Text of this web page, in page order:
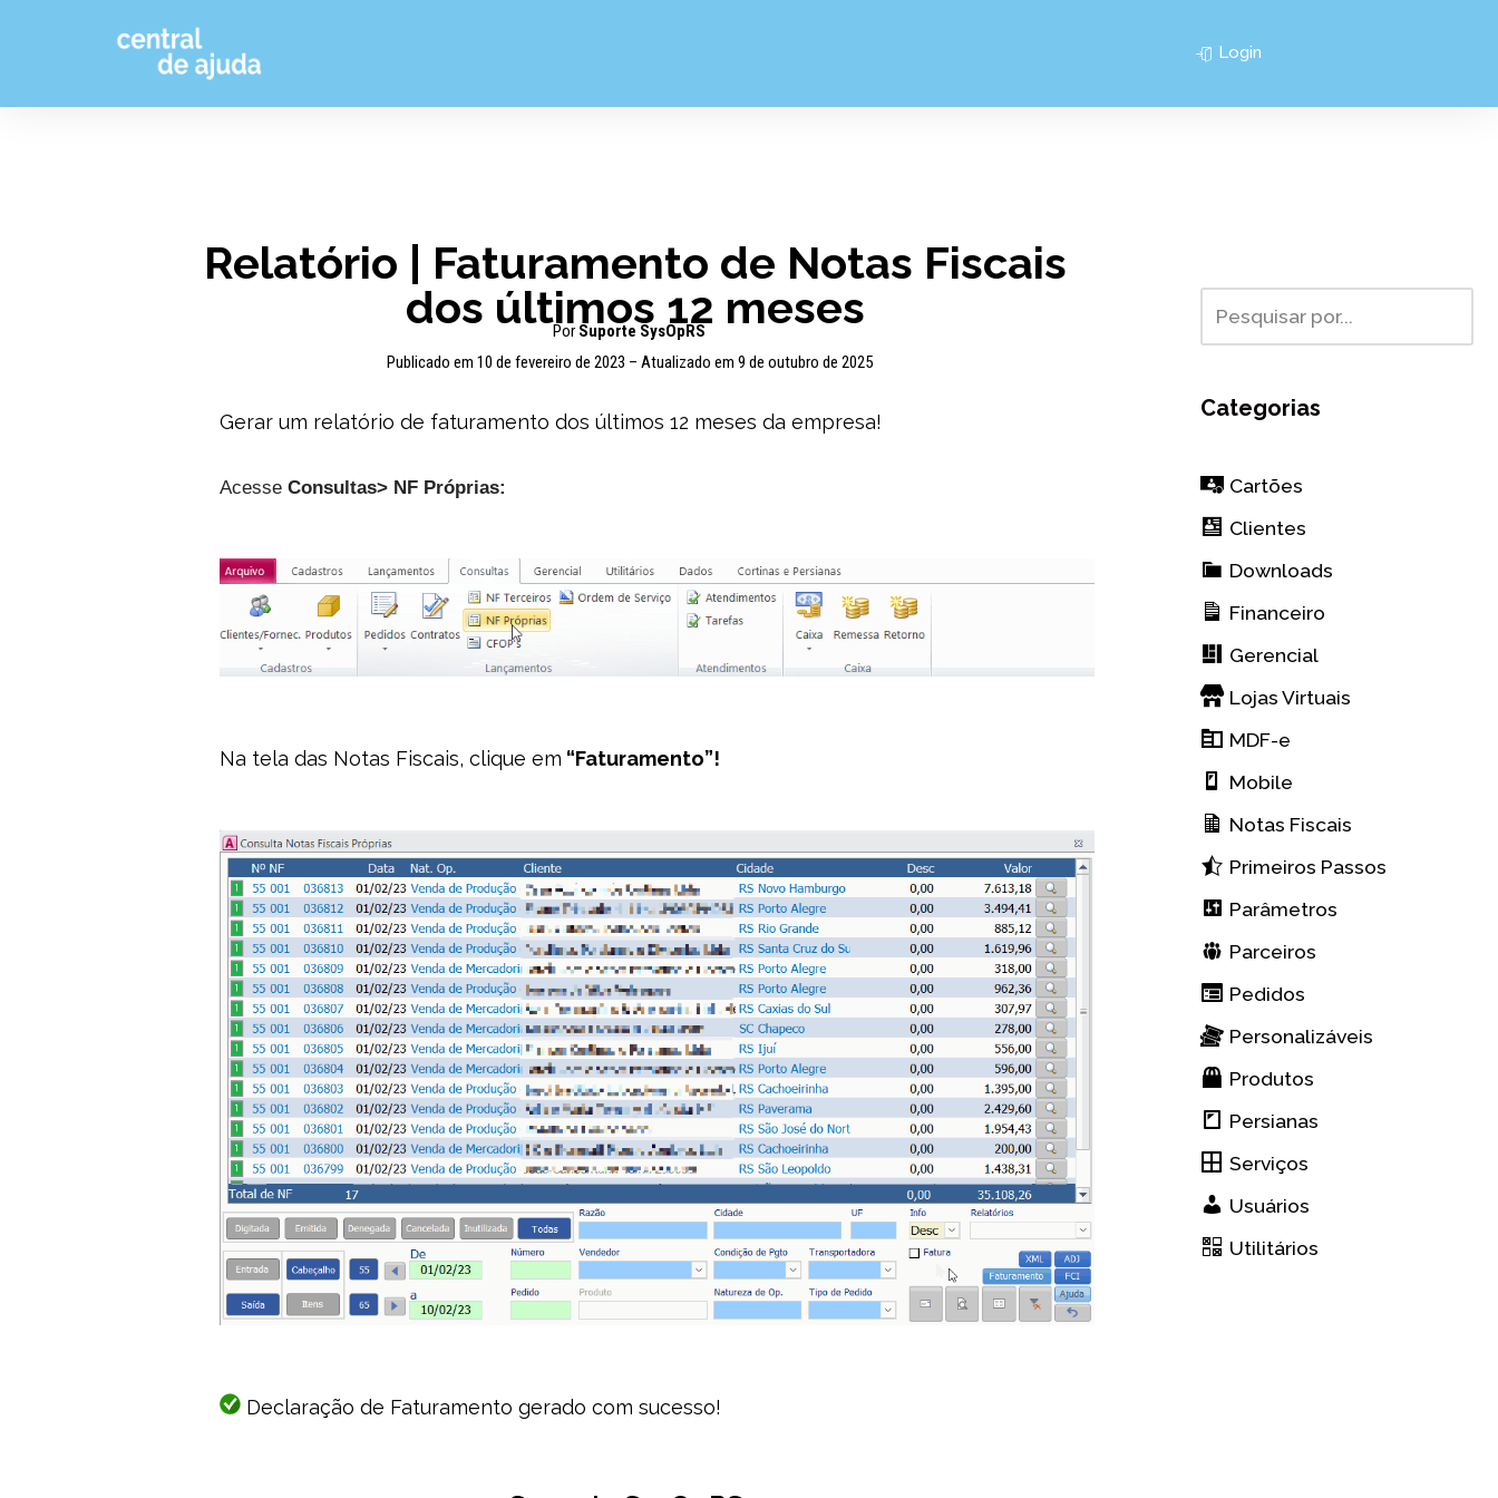
Login
Relatório | Faturamento de Notas Fiscais
dos últimos 12 meses
Por Suporte SysOpRS
Publicado em 10 de fevereiro de 2023 – Atualizado em 9 de outubro de 2025
Gerar um relatório de faturamento dos últimos 12 meses da empresa!
Acesse Consultas> NF Próprias:
Na tela das Notas Fiscais, clique em “Faturamento”!
Declaração de Faturamento gerado com sucesso!
Categorias
Cartões
Clientes
Downloads
Financeiro
Gerencial
Lojas Virtuais
MDF-e
Mobile
Notas Fiscais
Primeiros Passos
Parâmetros
Parceiros
Pedidos
Personalizáveis
Produtos
Persianas
Serviços
Usuários
Utilitários